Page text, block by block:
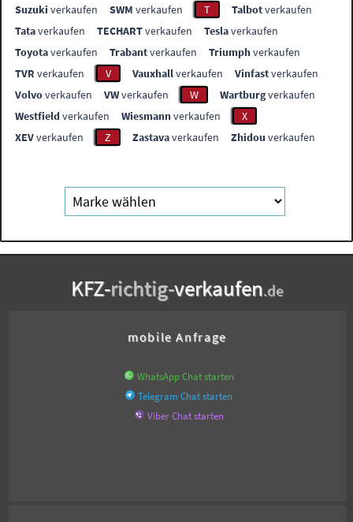
Suzuki verkaufen SWM verkaufen T Talbotverkaufen
Tataverkaufen TECHARTverkaufen Teslaverkaufen
Toyotaverkaufen Trabantverkaufen Triumphverkaufen
TVR verkaufen V Vauxhallverkaufen Vinfastverkaufen
Volvoverkaufen VWverkaufen W Wartburgverkaufen
Westfieldverkaufen Wiesmannverkaufen
X
XEVverkaufen Z Zastavaverkaufen Zhidou verkaufen
KFZ-richtig-verkaufen.de
mobile Anfrage
WhatsApp Chat starten
Telegram Chat starten
Viber Chat starten